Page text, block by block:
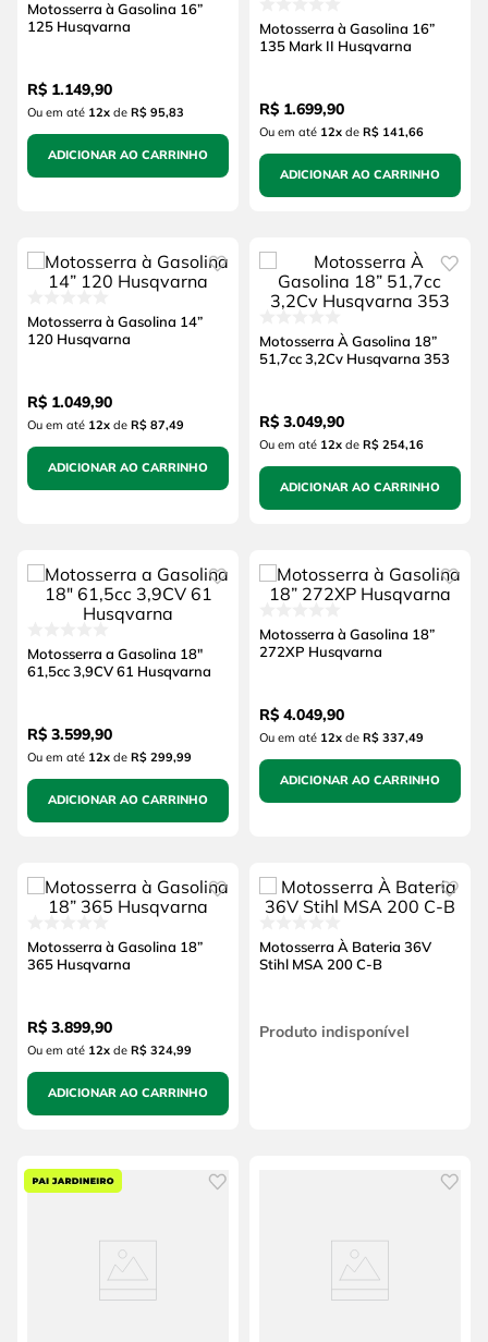
Motosserra à Gasolina 16”
125 Husqvarna
R$ 1.149,90
Ou em até 12xde R$ 95,83
ADICIONAR AO CARRINHO
Motosserra à Gasolina 16”
135 Mark II Husqvarna
R$ 1.699,90
Ou em até 12xde R$ 141,66
ADICIONAR AO CARRINHO
Motosserra à Gasolina 14”
120 Husqvarna
R$ 1.049,90
Ou em até 12xde R$ 87,49
ADICIONAR AO CARRINHO
Motosserra À Gasolina 18”
51,7cc 3,2Cv Husqvarna 353
R$ 3.049,90
Ou em até 12xde R$ 254,16
ADICIONAR AO CARRINHO
Motosserra a Gasolina 18"
61,5cc 3,9CV 61 Husqvarna
R$ 3.599,90
Ou em até 12xde R$ 299,99
ADICIONAR AO CARRINHO
Motosserra à Gasolina 18”
272XP Husqvarna
R$ 4.049,90
Ou em até 12xde R$ 337,49
ADICIONAR AO CARRINHO
Motosserra à Gasolina 18”
365 Husqvarna
R$ 3.899,90
Ou em até 12xde R$ 324,99
ADICIONAR AO CARRINHO
Motosserra À Bateria 36V
Stihl MSA 200 C-B
Produto indisponível